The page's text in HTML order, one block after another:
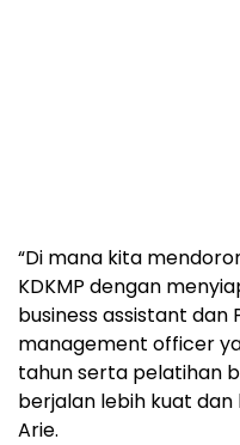
“Di mana kita
KDKMP dengan
business assistant dan
management officer
tahun serta pelatihan
berjalan lebih kuat dan
Arie.